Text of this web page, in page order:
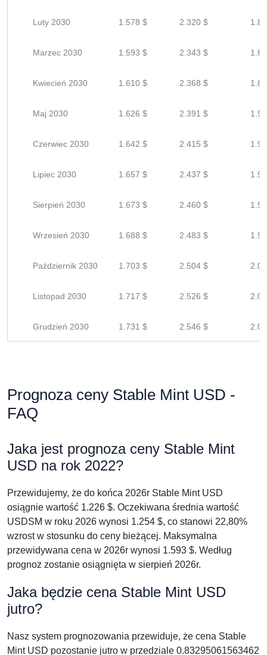
Luty 2030 1.578 $ 2.320 $
Marzec 2030 1.593 $ 2.343 $
Kwiecień 2030 1.610 $ 2.368 $
Maj 2030 1.626 $ 2.391 $
Czerwiec 2030 1.642 $ 2.415 $
Lipiec 2030 1.657 $ 2.437 $
Sierpień 2030 1.673 $ 2.460 $
Wrzesień 2030 1.688 $ 2.483 $
Październik 2030 1.703 $ 2.504 $
Listopad 2030 1.717 $ 2.526 $
Grudzień 2030 1.731 $ 2.546 $
Prognoza ceny Stable Mint USD -
FAQ
Jaka jest prognoza ceny Stable Mint
USD na rok 2022?
Przewidujemy, że do końca 2026r Stable Mint USD
osiągnie wartość 1.226 $. Oczekiwana średnia wartość
USDSM w roku 2026 wynosi 1.254 $, co stanowi 22,80%
wzrost w stosunku do ceny bieżącej. Maksymalna
przewidywana cena w 2026r wynosi 1.593 $. Według
prognoz zostanie osiągnięta w sierpień 2026r.
Jaka będzie cena Stable Mint USD
jutro?
Nasz system prognozowania przewiduje, że cena Stable
Mint USD pozostanie jutro w przedziale 0.83295061563462